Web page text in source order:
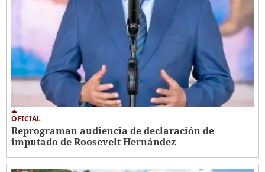
OFICIAL
Reprograman audiencia de declaración de
imputado de Roosevelt Hernández